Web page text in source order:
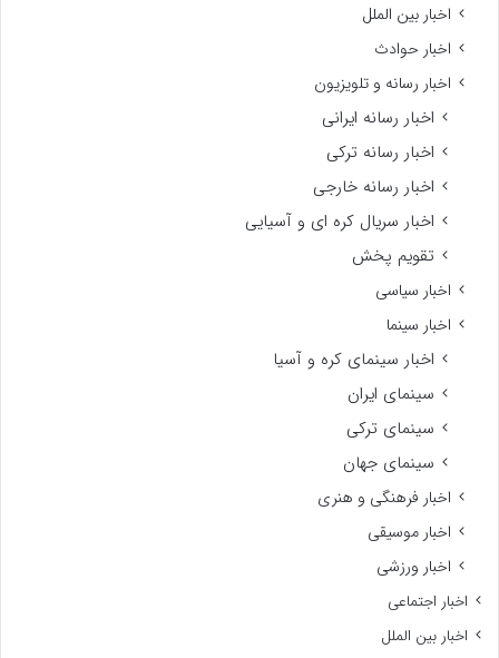
اخبار بین الملل
اخبار حوادث
اخبار رسانه و تلویزیون
اخبار رسانه ایرانی
اخبار رسانه ترکی
اخبار رسانه خارجی
اخبار سریال کره ای و آسیایی
تقویم پخش
اخبار سیاسی
اخبار سینما
اخبار سینمای کره و آسیا
سینمای ایران
سینمای ترکی
سینمای جهان
اخبار فرهنگی و هنری
اخبار موسیقی
اخبار ورزشی
اخبار اجتماعی
اخبار بین الملل